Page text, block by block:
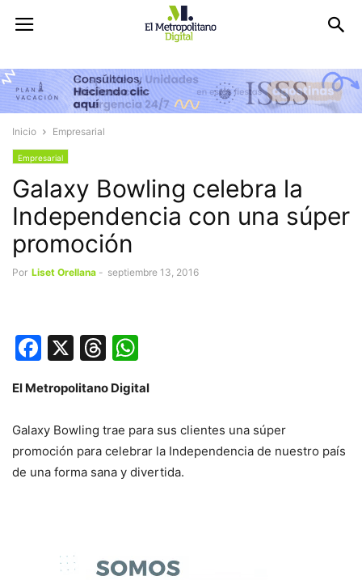
Inicio Empresarial
Empresarial
Galaxy Bowling celebra la
Independencia con una súper
promoción
Por Liset Orellana - septiembre 13, 2016
Facebook
X Threads
El Metropolitano Digital
Galaxy Bowling trae para sus clientes una súper
promoción para celebrar la Independencia de nuestro país
de una forma sana y divertida.